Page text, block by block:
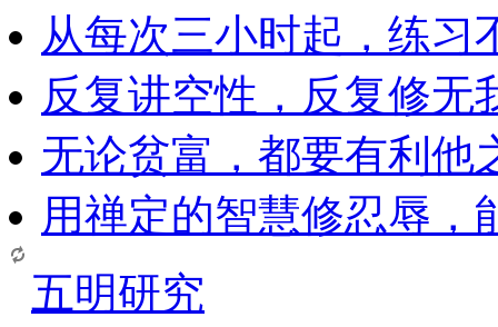
从每次三小时起，练习
反复讲空性，反复修无
无论贫富，都要有利他
用禅定的智慧修忍辱，
五明研究